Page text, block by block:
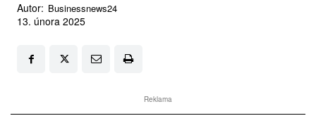
Autor: Businessnews24
13. února 2025
Reklama